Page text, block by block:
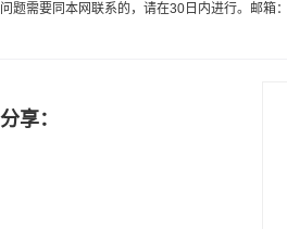
问题需要同本网联系的，请在30日内进行。邮箱：
分享：